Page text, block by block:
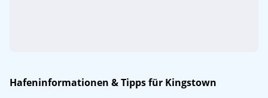
Hafeninformationen & Tipps für Kingstown